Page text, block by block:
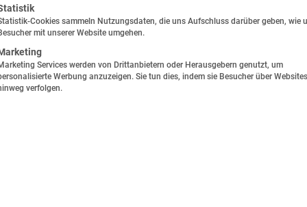
&
Cookies sammeln Nutzungsdaten, die uns Aufschluss darüber geben, wie
mit unserer Website umgehen.
Services werden von Drittanbietern oder Herausgebern genutzt, um
Werbung anzuzeigen. Sie tun dies, indem sie Besucher über Websites
verfolgen.